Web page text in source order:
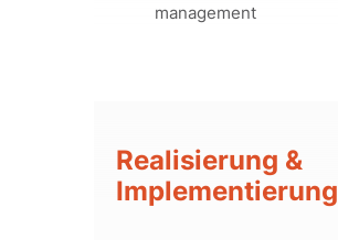
management
Realisierung &
Implementierung